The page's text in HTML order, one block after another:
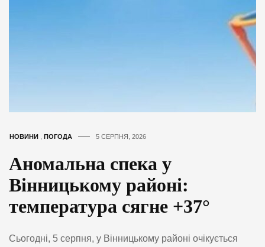
НОВИНИ , ПОГОДА 5 СЕРПНЯ, 2026
Аномальна спека у
Вінницькому районі:
температура сягне +37°
Сьогодні, 5 серпня, у Вінницькому районі очікується